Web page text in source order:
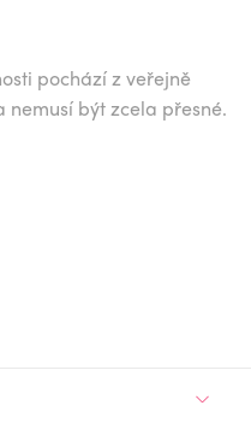
pochází z veřejně
být zcela přesné.